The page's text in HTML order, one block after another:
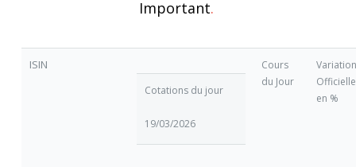
Important.
ISIN
Cotations du jour
19/03/2026
Cours
du Jour
Variation
Officielle
en %